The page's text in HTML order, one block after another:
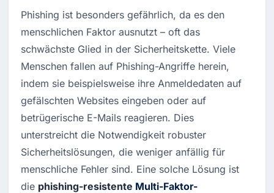
Phishing ist besonders gefährlich, da es den
menschlichen Faktor ausnutzt – oft das
schwächste Glied in der Sicherheitskette. Viele
Menschen fallen auf Phishing-Angriffe herein,
indem sie beispielsweise ihre Anmeldedaten auf
gefälschten Websites eingeben oder auf
betrügerische E-Mails reagieren. Dies
unterstreicht die Notwendigkeit robuster
Sicherheitslösungen, die weniger anfällig für
menschliche Fehler sind. Eine solche Lösung ist
die phishing-resistente Multi-Faktor-